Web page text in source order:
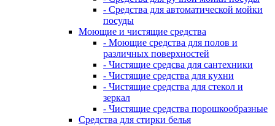
- Средства для автоматической мойки
посуды
Моющие и чистящие средства
- Моющие средства для полов и
различных поверхностей
- Чистящие средсва для сантехники
- Чистящие средства для кухни
- Чистящие средства для стекол и
зеркал
- Чистящие средства порошкообразные
Средства для стирки белья